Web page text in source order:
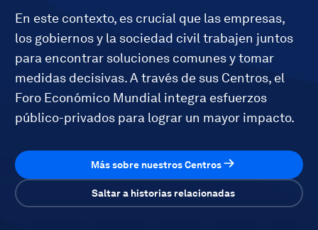
En este contexto, es crucial que las empresas,
los gobiernos y la sociedad civil trabajen juntos
para encontrar soluciones comunes y tomar
medidas decisivas. A través de sus Centros, el
Foro Económico Mundial integra esfuerzos
público-privados para lograr un mayor impacto.
Más sobre nuestros Centros
Saltar a historias relacionadas